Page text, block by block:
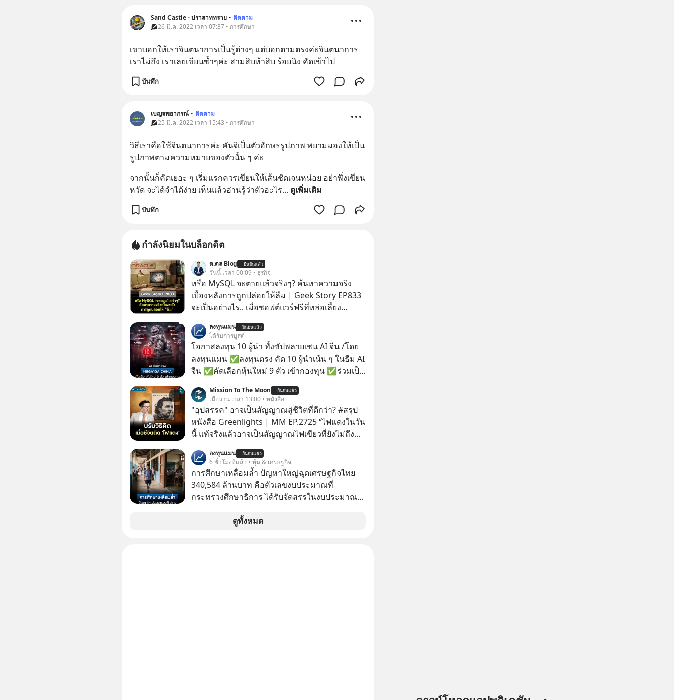
Sand Castle - ปราสาททราย • ติดตาม
26 มี.ค. 2022 เวลา 07:37 • การศึกษา
เขาบอกให้เราจินตนาการเป็นรู้ต่างๆ แต่บอกตามตรงค่ะจินตนาการ
เราไม่ถึง เราเลยเขียนซ้ำๆค่ะ สามสิบห้าสิบ ร้อยนึง คัดเข้าไป
บันทึก
เบญจพยากรณ์ • ติดตาม
25 มี.ค. 2022 เวลา 15:43 • การศึกษา
วิธีเราคือใช้จินตนาการค่ะ คันจิเป็นตัวอักษรรูปภาพ พยามมองให้เป็น
รูปภาพตามความหมายของตัวนั้น ๆ ค่ะ
จากนั้นก็คัดเยอะ ๆ เริ่มแรกควรเขียนให้เส้นชัดเจนหน่อย อย่าพึ่งเขียน
หวัด จะได้จำได้ง่าย เห็นแล้วอ่านรู้ว่าตัวอะไร... ดูเพิ่มเติม
บันทึก
กำลังนิยมในบล็อกดิต
ด.ดล Blog ยืนยันแล้ว
วันนี้ เวลา 00:09 • ธุรกิจ
หรือ MySQL จะตายแล้วจริงๆ? ค้นหาความจริง
เบื้องหลังการถูกปล่อยให้ลืม | Geek Story EP833
จะเป็นอย่างไร.. เมื่อซอฟต์แวร์ฟรีที่หล่อเลี้ยง
กิจการไป? นี่คือเรื่องจริงของ MySQL ฐานข้อมูล
ระดับตำนานที่โปรแกรมเมอร์คนหนึ่งใช้เวลา 27 ปี
ปลุกปั้นและตั้งชื่อตามลูกสาวของตัวเอง เมื่อรู้ว่าผล
งานชิ้นเอกกำลังจะตกไปอยู่ในมือของอาณาจักรที่
จ้องจะทำลายมัน เขาถึงขั้นต้องเขียนจดหมายเปิด
ผนึกขอร้องคนทั้งอินเทอร์เน็ตให้ช่วยหยุดยั้งดีลนี้!
เกิดอะไรขึ้นหลังจากการควบรวมกิจการครั้ง
ประวัติศาสตร์? ยักษ์ใหญ่ตั้งใจซื้อไปพัฒนาต่อ หรือ
แค่ซื้อไป “ฆ่า” ให้พ้นทางกันแน่? และทำไมจุดจบ
ของเรื่องนี้ ถึงเป็นการฆาตกรรมแบบสโลว์โมชันที่
ไม่มีแม้แต่ศพให้เห็น? เลือกฟังกันได้เลยนะครับ อย่า
ลืมกด Follow ติดตาม PodCast ช่อง Geek
Forever’s Podcast ของผมกันด้วยนะครับ 🎧 ฟัง
ผ่าน Spotify : https://bit.ly/4g4SW17 🎧 ฟังผ่าน
Apple Podcast : https://bit.ly/4cw7rdh 🎧 ฟัง
ผ่าน Podbean : https://bit.ly/4hVgqrY 🎧 ฟัง
ผ่าน Youtube : https://youtu.be/Jj3neoUL72g
ลงทุนแมน ยืนยันแล้ว
ได้รับการบูสต์
โอกาสลงทุน 10 ผู้นำ ทั้งซัปพลายเชน AI จีน /โดย
ลงทุนแมน ✅ลงทุนตรง คัด 10 ผู้นำเน้น ๆ ในธีม AI
จีน ✅คัดเลือกหุ้นใหม่ 9 ตัว เข้ากองทุน ✅ร่วมเป็น
ความจำ โมเดล AI ยันหุ่นยนต์ ✅ได้การรับยกเว้น
ภาษี Capital Gain ตามกฎหมายภาษีของ
ประเทศไทย
Mission To The Moon ยืนยันแล้ว
เมื่อวาน เวลา 13:00 • หนังสือ
"อุปสรรค" อาจเป็นสัญญาณสู่ชีวิตที่ดีกว่า? #สรุป
หนังสือ Greenlights | MM EP.2725 “ไฟแดงในวัน
นี้ แท้จริงแล้วอาจเป็นสัญญาณไฟเขียวที่ยังไม่ถึง
หนึ่ง เคยปฏิเสธเงินค่าตัวหนังรอมคอมที่สูงถึง 14.5
ล้านดอลลาร์ (หรือราว 500 ล้านบาท) เพียงเพราะ
เขาไม่อยากขังตัวเองไว้ในกล่องเดิมๆ ผลที่ตามมา
คือ โทรศัพท์ของเขากลายเป็นความเงียบสนิทนาน
นั้นกลับกลายเป็นการถอยหลังเพื่อตั้งหลัก จนส่งให้
เขาก้าวขึ้นไปยืนถือรางวัลออสการ์ ในบทบาทที่
ลงทุนแมน ยืนยันแล้ว
6 ชั่วโมงที่แล้ว • หุ้น & เศรษฐกิจ
การศึกษาเหลื่อมล้ำ ปัญหาใหญ่ฉุดเศรษฐกิจไทย
340,584 ล้านบาท คือตัวเลขงบประมาณที่
กระทรวงศึกษาธิการ ได้รับจัดสรรในงบประมาณ
จากกระทรวงการคลัง
ดูทั้งหมด